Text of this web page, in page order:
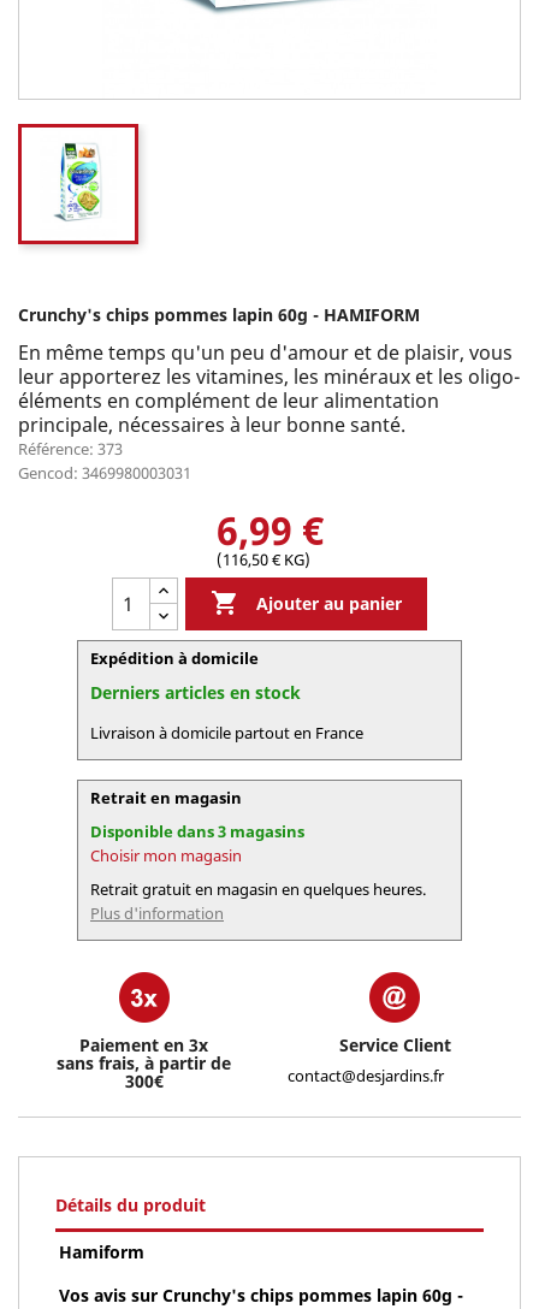
Crunchy's chips pommes lapin 60g - HAMIFORM
En même temps qu'un peu d'amour et de plaisir, vous
leur apporterez les vitamines, les minéraux et les oligo-
éléments en complément de leur alimentation
principale, nécessaires à leur bonne santé.
Référence: 373
Gencod: 3469980003031
6,99 €
(116,50 € KG)
 Ajouter au panier
Expédition à domicile
Derniers articles en stock
Livraison à domicile partout en France
Retrait en magasin
Disponible dans 3 magasins
Choisir mon magasin
Retrait gratuit en magasin en quelques heures.
Plus d'information
Paiement en 3x
sans frais, à partir de
300€
Service Client
contact@desjardins.fr
Détails du produit
Hamiform
Vos avis sur Crunchy's chips pommes lapin 60g -